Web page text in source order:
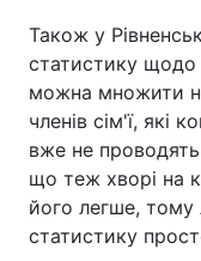
Також у
статистику щодо
можна множити
членів сім'ї, які
вже не
що теж хворі на
його легше, тому
статистику